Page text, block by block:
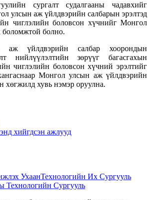
сургалт судалгааны чадавхийг
улсын аж үйлдвэрийн салбарын эрэлтэд
чиглэлийн боловсон хүчнийг Монгол
боломжтой болно.
үйлдвэрийн салбар хоорондын
нийлүүлэлтийн зөрүүг багасгахын
чиглэлийн боловсон хүчний эрэлтийг
Монгол улсын аж үйлдвэрийн
хөгжилд хувь нэмэр оруулна.
хийгдсэн ажлууд
УхаанТехнологийн Их Сургууль
Технологийн Сургууль